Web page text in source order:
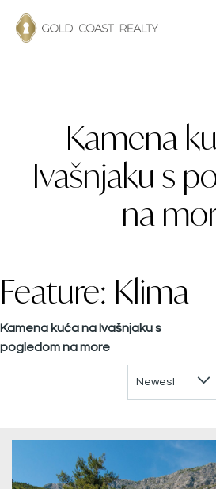
Kamena
Ivašnjaku s
na
Feature: Klima
Kamena kuća na Ivašnjaku s
pogledom na more